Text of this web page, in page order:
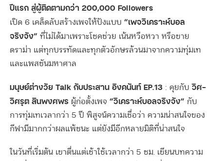
ปีแรก สู่ผู้ติดตามกว่า 200,000 Followers
เปิด 6 เคล็ดลับสร้างเพจให้ปังแบบ “เพจวิเคราะห์บอล
จริงจัง” ที่ไม่ได้มาเพราะโชคช่วย เน้นหวือหวา หรือขาย
ดราม่า แต่ทุกบรรทัดและทุกตัวอักษรล้วนมาจากความทุ่มเท
และแพสชันมหาศาล
มนุษย์ต่างวัย Talk กับประสาน อิงคนันท์ EP.13 : คุยกับ วิศ-
วิศรุต สินพงศพร ผู้ก่อตั้งเพจ “วิเคราะห์บอลจริงจัง” กับ
การทุ่มเทเวลากว่า 5 ปี พิสูจน์ความเชื่อว่า ความน่าสนใจของ
กีฬามีมากกว่าผลแพ้ชนะ แต่ยังมีอีกหลายมิติที่น่าสนใจ
ในวันที่เริ่มต้น เขาตื่นแต่เช้าใช้เวลากว่า 5 ชม. เขียนบทความ